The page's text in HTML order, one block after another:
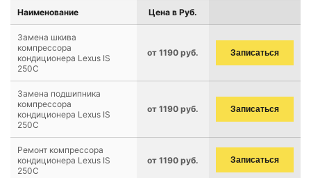
Наименование Цена в Руб.
Замена шкива
компрессора
кондиционера Lexus IS
250C
от 1190 руб. Записаться
Замена подшипника
компрессора
кондиционера Lexus IS
250C
от 1190 руб. Записаться
Ремонт компрессора
кондиционера Lexus IS
250C
от 1190 руб. Записаться